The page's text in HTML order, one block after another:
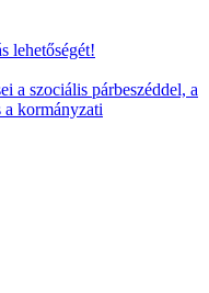
lehetőségét!
a szociális párbeszéddel, a
a kormányzati